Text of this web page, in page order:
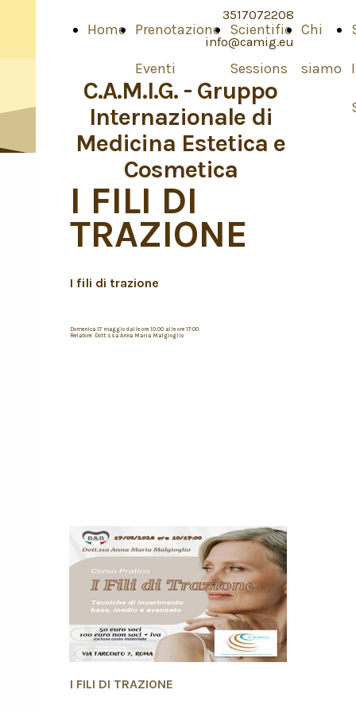
Home Prenotazione
Eventi
Scientific
Sessions
Chi
siamo
3517072208
info@camig.eu
C.A.M.I.G. - Gruppo
Internazionale di
Medicina Estetica e
Cosmetica
I FILI DI
TRAZIONE
I fili di trazione
Domenica 17 maggio dalle ore 10:00 alle ore 17:00
Relatore: Dott.ssa Anna Maria Malgioglio
I FILI DI TRAZIONE